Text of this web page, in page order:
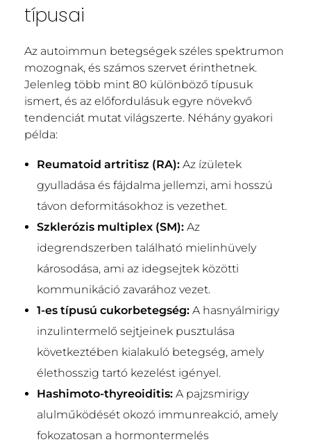
típusai
Az autoimmun betegségek széles spektrumon
mozognak, és számos szervet érinthetnek.
Jelenleg több mint 80 különböző típusuk
ismert, és az előfordulásuk egyre növekvő
tendenciát mutat világszerte. Néhány gyakori
példa:
Reumatoid artritisz (RA):Az ízületek
gyulladása és fájdalma jellemzi, ami hosszú
távon deformitásokhoz is vezethet.
Szklerózis multiplex (SM):Az
idegrendszerben található mielinhüvely
károsodása, ami az idegsejtek közötti
kommunikáció zavarához vezet.
1-es típusú cukorbetegség:A hasnyálmirigy
inzulintermelő sejtjeinek pusztulása
következtében kialakuló betegség, amely
élethosszig tartó kezelést igényel.
Hashimoto-thyreoiditis:A pajzsmirigy
alulműködését okozó immunreakció, amely
fokozatosan a hormontermelés